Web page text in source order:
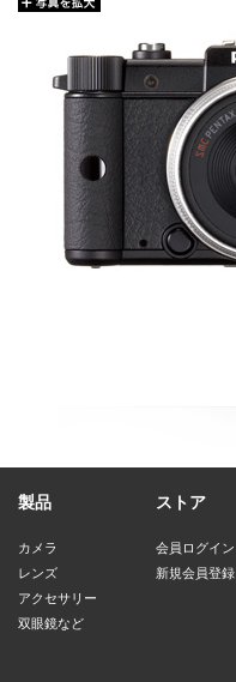
製品
カメラ
レンズ
アクセサリー
双眼鏡など
ストア
会員ログイン
新規会員登録